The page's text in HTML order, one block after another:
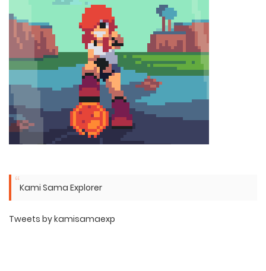
Kami Sama Explorer
Tweets by kamisamaexp